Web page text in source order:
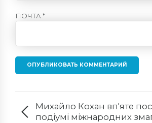
ПОЧТА *
ОПУБЛИКОВАТЬ КОММЕНТАРИЙ
Михайло Кохан вп'яте
подіумі міжнародних